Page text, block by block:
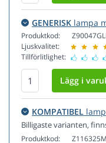
GENERISK lampa
Produktkod:
Ljuskvalitet:
Tillförlitlighet:
KOMPATIBEL
Billigaste varianten,
Produktkod: